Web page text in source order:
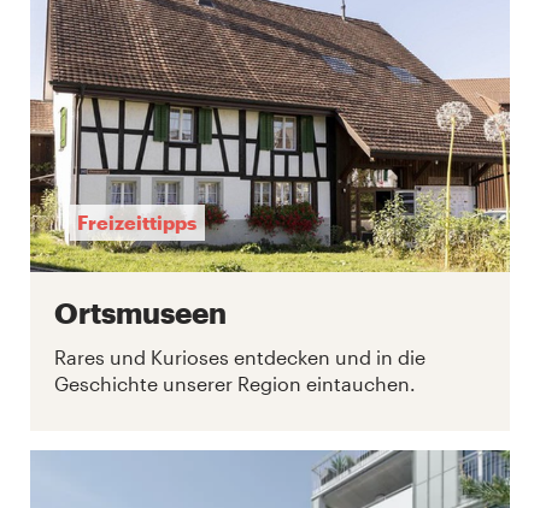
Freizeittipps
Ortsmuseen
Rares und Kurioses entdecken und in die
Geschichte unserer Region eintauchen.